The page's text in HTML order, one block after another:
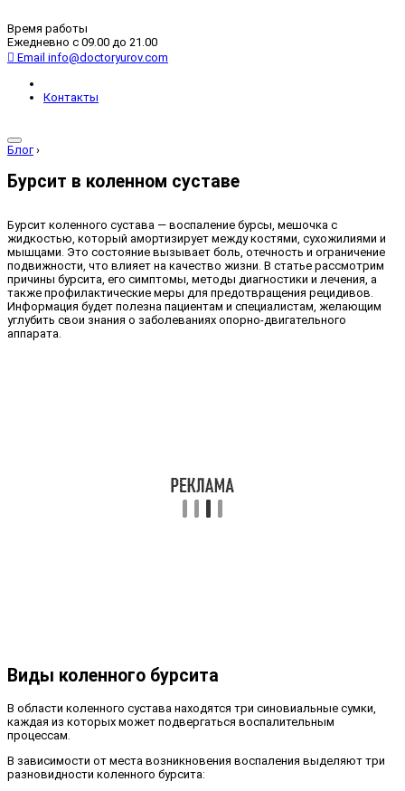
Время работы
Ежедневно с 09.00 до 21.00
Email info@doctoryurov.com
Контакты
Блог ›
Бурсит в коленном суставе
Бурсит коленного сустава — воспаление бурсы, мешочка с
жидкостью, который амортизирует между костями, сухожилиями и
мышцами. Это состояние вызывает боль, отечность и ограничение
подвижности, что влияет на качество жизни. В статье рассмотрим
причины бурсита, его симптомы, методы диагностики и лечения, а
также профилактические меры для предотвращения рецидивов.
Информация будет полезна пациентам и специалистам, желающим
углубить свои знания о заболеваниях опорно-двигательного
аппарата.
Виды коленного бурсита
В области коленного сустава находятся три синовиальные сумки,
каждая из которых может подвергаться воспалительным
процессам.
В зависимости от места возникновения воспаления выделяют три
разновидности коленного бурсита: